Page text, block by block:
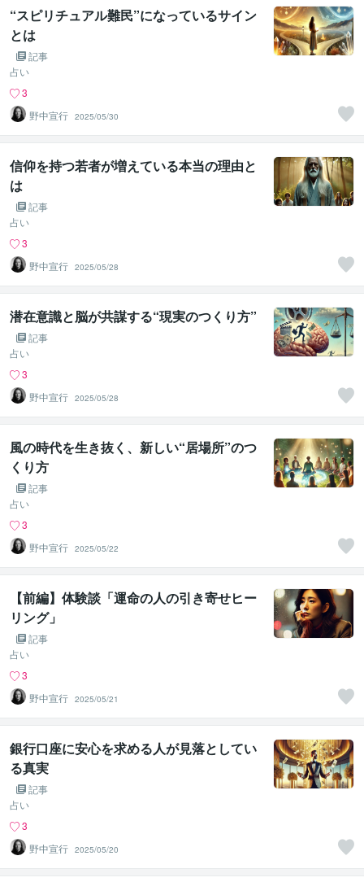
“スピリチュアル難民”になっているサイン
とは
記事
占い
3
野中宣行 2025/05/30
信仰を持つ若者が増えている本当の理由と
は
記事
占い
3
野中宣行 2025/05/28
潜在意識と脳が共謀する“現実のつくり方”
記事
占い
3
野中宣行 2025/05/28
風の時代を生き抜く、新しい“居場所”のつ
くり方
記事
占い
3
野中宣行 2025/05/22
【前編】体験談「運命の人の引き寄せヒー
リング」
記事
占い
3
野中宣行 2025/05/21
銀行口座に安心を求める人が見落としてい
る真実
記事
占い
3
野中宣行 2025/05/20